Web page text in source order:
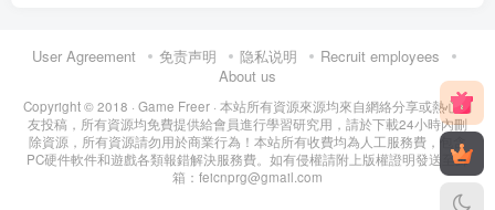
User Agreement 免责声明 隐私说明
Recruit employees
About us
Copyright © 2018 · Game Freer · 本站所有資源來源均來自網絡分享或熱心網
友投稿，所有資源均免費提供給會員進行學習研究用，請於下載24小時內刪
除資源，所有資源請勿用於商業行為！本站所有收費均為人工服務費，包含
PC硬件軟件和遊戲各類報錯解決服務費。如有侵權請附上版權證明發送至郵
箱：feicnprg@gmail.com